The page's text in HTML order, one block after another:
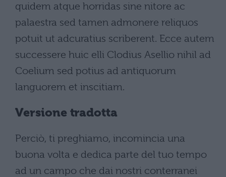
quidem atque horridas sine nitore ac
palaestra sed tamen admonere reliquos
potuit ut adcuratius scriberent. Ecce autem
successere huic elli Clodius Asellio nihil ad
Coelium sed potius ad antiquorum
languorem et inscitiam.
Versione tradotta
Perciò, ti preghiamo, incomincia una
buona volta e dedica parte del tuo tempo
ad un campo che dai nostri conterranei